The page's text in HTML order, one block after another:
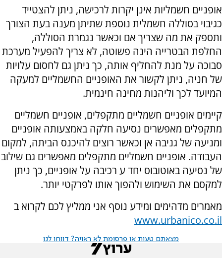
אופניים חשמליות אינן יקרות לרכישה, ניתן להצטייד
כגיבוי בסוללה חשמלית נוספת שתיתן מענה בעת הצורך
ותספק את מה שצריך אם וכאשר נגמרת הסוללה,
החלפת הבטרייה הינה פשוטה, לא צריך להפעיל מערכת
סבוכה על מנת להחליף אותה, כך ניתן גם לחסום עלויות
של חניה, ניתן לקשור את האופניים החשמליים למעקה
המיועד לכך וליהנות מחינה חינמית.
קיימים אופניים חשמליים מתקפלים, אופניים חשמליים
מתקפלים מאפשרים נסיעה חלקה באמצעותה אופניים
ומניעה של גניבה אן וכאשר רוצים להיכנס הביתה, למקום
העבודה. אופניים חשמליים מתקפלים מאפשרים גם שילוב
של נסיעה באוטובוס יחד ע רכיבה על אופניים, כך ניתן
למקסם את השימוש ולהפוך אותו לפרקטי יותר.
מאמרים מדהימים ומידע נוסף אני ממליץ לכם לקרוא ב
www.urbanico.co.il
מצאתם טעות או פרסומת לא ראויה? דווחו לנו